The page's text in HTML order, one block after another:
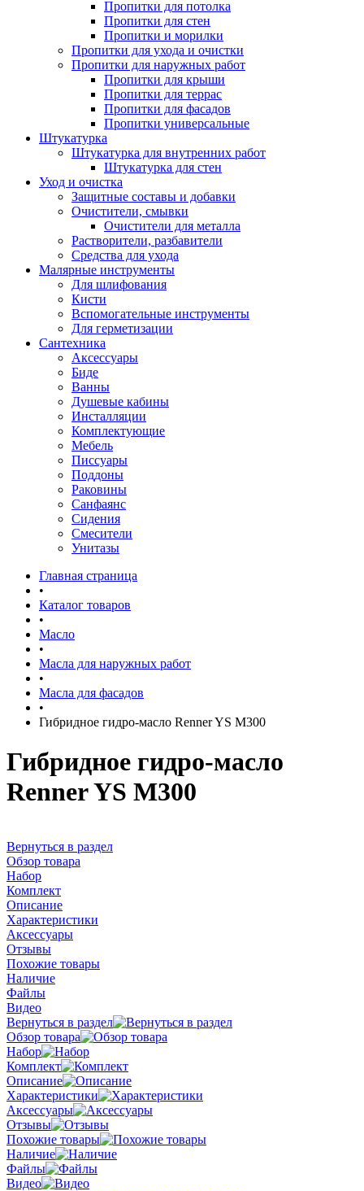
Пропитки для потолка
Пропитки для стен
Пропитки и морилки
Пропитки для ухода и очистки
Пропитки для наружных работ
Пропитки для крыши
Пропитки для террас
Пропитки для фасадов
Пропитки универсальные
Штукатурка
Штукатурка для внутренних работ
Штукатурка для стен
Уход и очистка
Защитные составы и добавки
Очистители, смывки
Очистители для металла
Растворители, разбавители
Средства для ухода
Малярные инструменты
Для шлифования
Кисти
Вспомогательные инструменты
Для герметизации
Сантехника
Аксессуары
Биде
Ванны
Душевые кабины
Инсталляции
Комплектующие
Мебель
Писсуары
Поддоны
Раковины
Санфаянс
Сидения
Смесители
Унитазы
Главная страница
•
Каталог товаров
•
Масло
•
Масла для наружных работ
•
Масла для фасадов
•
Гибридное гидро-масло Renner YS M300
Гибридное гидро-масло
Renner YS M300
Вернуться в раздел
Обзор товара
Набор
Комплект
Описание
Характеристики
Аксессуары
Отзывы
Похожие товары
Наличие
Файлы
Видео
Вернуться в раздел
Обзор товара
Набор
Комплект
Описание
Характеристики
Аксессуары
Отзывы
Похожие товары
Наличие
Файлы
Видео